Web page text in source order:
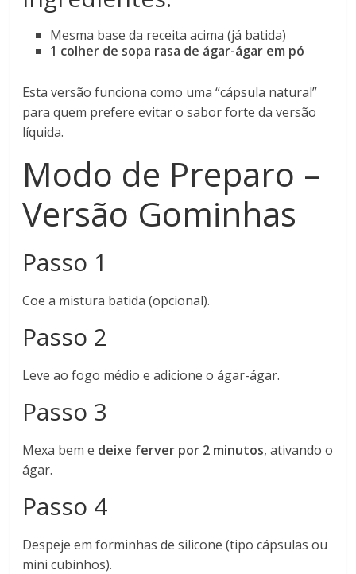
Mesma base da receita acima (já batida)
1 colher de sopa rasa de ágar-ágar em pó
Esta versão funciona como uma “cápsula natural”
para quem prefere evitar o sabor forte da versão
líquida.
Modo de Preparo –
Versão Gominhas
Passo 1
Coe a mistura batida (opcional).
Passo 2
Leve ao fogo médio e adicione o ágar-ágar.
Passo 3
Mexa bem e deixe ferver por 2 minutos, ativando o
ágar.
Passo 4
Despeje em forminhas de silicone (tipo cápsulas ou
mini cubinhos).